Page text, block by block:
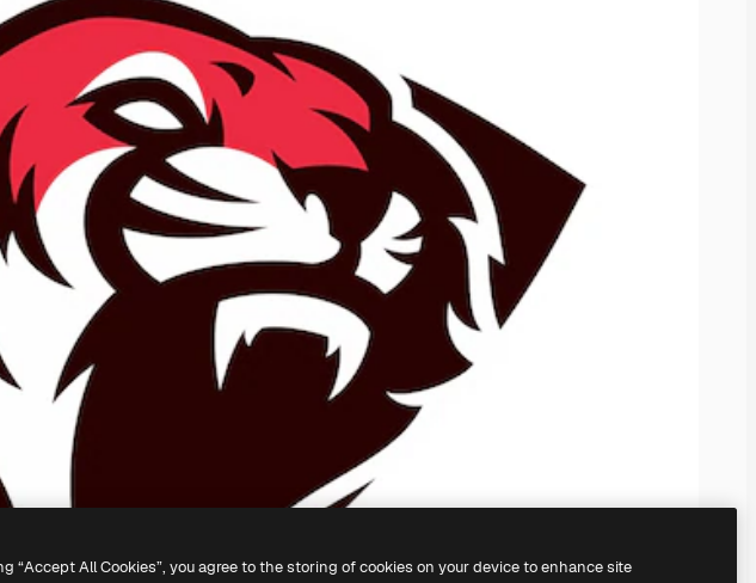
“Accept All Cookies”, you agree to the storing of cookies on your device to enhance site